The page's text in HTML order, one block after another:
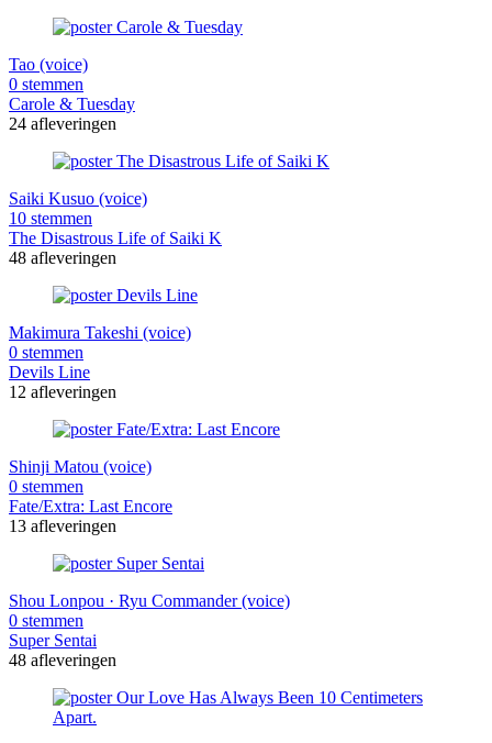
Tao (voice)
0 stemmen
Carole & Tuesday
24 afleveringen
Saiki Kusuo (voice)
10 stemmen
The Disastrous Life of Saiki K
48 afleveringen
Makimura Takeshi (voice)
0 stemmen
Devils Line
12 afleveringen
Shinji Matou (voice)
0 stemmen
Fate/Extra: Last Encore
13 afleveringen
Shou Lonpou · Ryu Commander (voice)
0 stemmen
Super Sentai
48 afleveringen